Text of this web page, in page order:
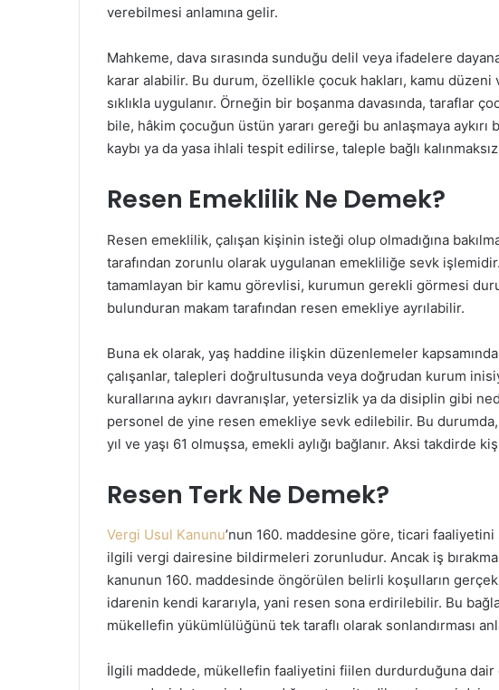
verebilmesi anlamına gelir.
Mahkeme, dava sırasında sunduğu delil veya ifadelere
karar alabilir. Bu durum, özellikle çocuk hakları, kamu
sıklıkla uygulanır. Örneğin bir boşanma davasında, taraflar
bile, hâkim çocuğun üstün yararı gereği bu anlaşmaya
kaybı ya da yasa ihlali tespit edilirse, taleple bağlı
Resen Emeklilik Ne Demek?
Resen emeklilik, çalışan kişinin isteği olup olmadığına
tarafından zorunlu olarak uygulanan emekliliğe sevk
tamamlayan bir kamu görevlisi, kurumun gerekli görmesi
bulunduran makam tarafından resen emekliye ayrılabilir.
Buna ek olarak, yaş haddine ilişkin düzenlemeler
çalışanlar, talepleri doğrultusunda veya doğrudan kurum
kurallarına aykırı davranışlar, yetersizlik ya da disiplin gibi
personel de yine resen emekliye sevk edilebilir. Bu
yıl ve yaşı 61 olmuşsa, emekli aylığı bağlanır. Aksi takdirde
Resen Terk Ne Demek?
Vergi Usul Kanunu’nun 160. maddesine göre, ticari
ilgili vergi dairesine bildirmeleri zorunludur. Ancak iş bırakma
kanunun 160. maddesinde öngörülen belirli koşulların
idarenin kendi kararıyla, yani resen sona erdirilebilir. Bu
mükellefin yükümlülüğünü tek taraflı olarak sonlandırması
İlgili maddede, mükellefin faaliyetini fiilen durdurduğuna dair